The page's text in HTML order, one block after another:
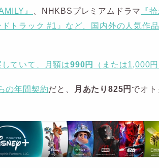
』 、NHKBSプレミアムドラマ
『
ドトラック #1』 など、国内外の人気作
ていて、月額は990円 （または1,000円
の年間契約だと、 月あたり825円 でオト